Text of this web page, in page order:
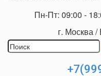
Пн-Пт: 09:00 -
г. Москва/